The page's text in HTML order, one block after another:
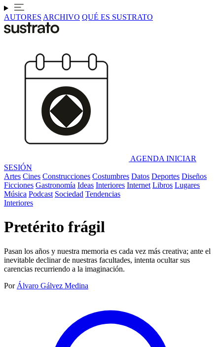
AUTORES ARCHIVO QUÉ ES SUSTRATO
AGENDA INICIAR
SESIÓN
Artes Cines Construcciones Costumbres Datos Deportes Diseños
Ficciones Gastronomía Ideas Interiores Internet Libros Lugares
Música Podcast Sociedad Tendencias
Interiores
Pretérito frágil
Pasan los años y nuestra memoria es cada vez más creativa; ante el
inevitable declinar de nuestras facultades, intenta ocultar sus
carencias recurriendo a la imaginación.
Por Álvaro Gálvez Medina